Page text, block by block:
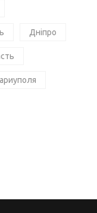
Дніпро